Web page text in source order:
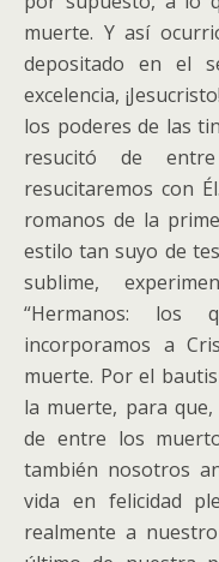
muerte. Y así
depositado en el
excelencia,
los poderes de las
resucitó de
resucitaremos con
romanos de la
estilo tan suyo de
sublime,
“Hermanos:
incorporamos a
muerte. Por el
la muerte, para
de entre los
también nosotros
vida en felicidad
realmente a